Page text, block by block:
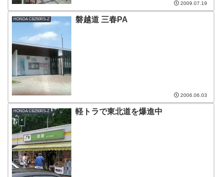
2009.07.19
HONDA CB250RS-Z 磐越道 三春PA
2006.06.03
HONDA CB250RS-Z 軽トラで東北道を爆進中